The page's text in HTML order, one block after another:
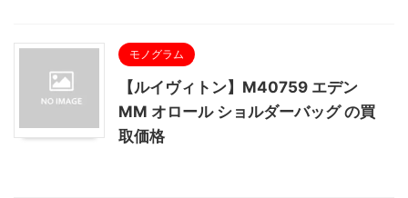
モノグラム
【ルイヴィトン】M40759 エデン
MM オロール ショルダーバッグ の買
取価格